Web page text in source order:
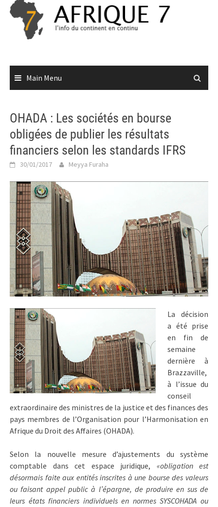
Skip
content
Main Menu
OHADA : Les sociétés en bourse
obligées de publier les résultats
financiers selon les standards IFRS
30/01/2017 Meyya Furaha
La décision
a été prise
en fin de
semaine
dernière à
Brazzaville,
à l’issue du
conseil
extraordinaire des ministres de la justice et des finances des
pays membres de l’Organisation pour l’Harmonisation en
Afrique du Droit des Affaires (OHADA).
Selon la nouvelle mesure d’ajustements du système
comptable dans cet espace juridique, «obligation est
désormais faite aux entités inscrites à une bourse des valeurs
ou faisant appel public à l’épargne, de produire en sus de
leurs états financiers individuels en normes SYSCOHADA ou